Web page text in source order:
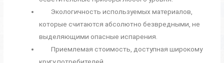
Экологичность используемых материалов,
которые считаются абсолютно безвредными, не
выделяющими опасные испарения.
Приемлемая стоимость, доступная широкому
кругу потребителей.